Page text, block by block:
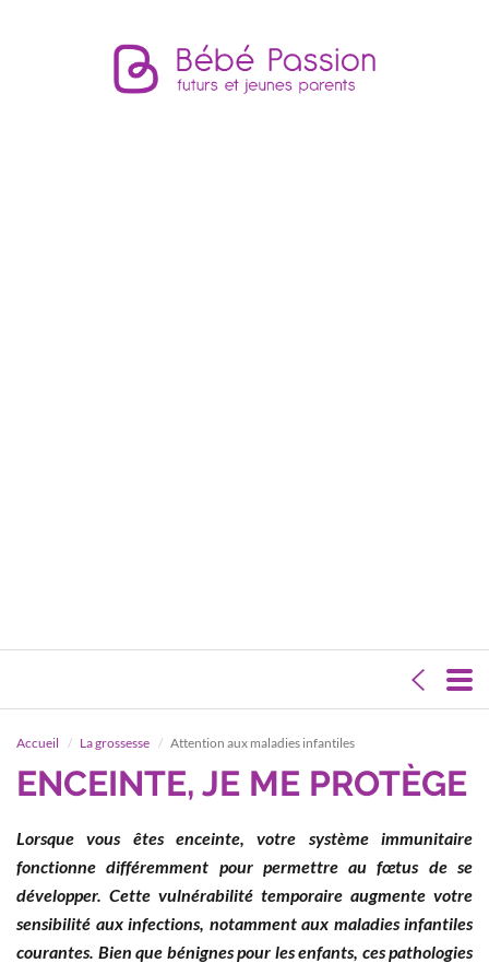
Accueil La grossesse Attention aux maladies infantiles
ENCEINTE, JE ME PROTÈGE
Lorsque vous êtes enceinte, votre système immunitaire
fonctionne différemment pour permettre au fœtus de se
développer. Cette vulnérabilité temporaire augmente votre
sensibilité aux infections, notamment aux maladies infantiles
courantes. Bien que bénignes pour les enfants, ces pathologies